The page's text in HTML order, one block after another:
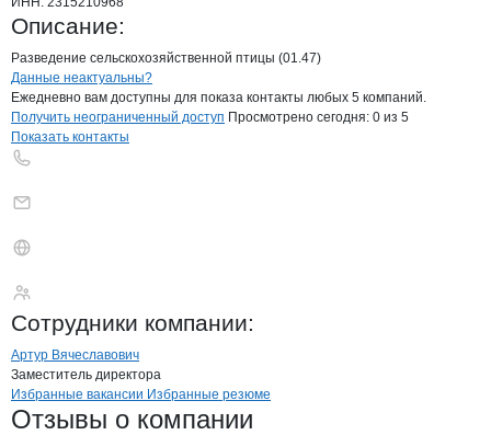
Описание:
Разведение сельскохозяйственной птицы (01.47)
Контактыкомпании
+7(800)000-00-..
Данные неактуальны?
Ежедневно вам доступны для показа контакты любых 5 компаний.
Получить неограниченный доступ Просмотрено сегодня: 0 из 5
Показать контакты
Сотрудники компании:
Артур Вячеславович
Заместитель директора
Брендыкомпани Птицефабрика
Вакансии вПтицефабрика
Избранные вакансии Избранные резюме
Новости oПтицефабрика
Отзывы о компании